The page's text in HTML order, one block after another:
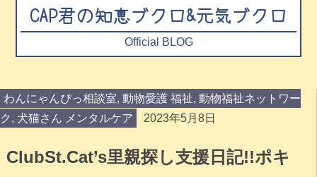
CAP君の知恵ブクロ&元気ブクロ
Official BLOG
わんにゃんぴっ相談室, 動物愛護 福祉, 動物福祉ネットワー
ク , 犬猫さん メンタルケア 2023年5月8日
ClubSt.Cat’s里親探し支援日記!!ポキ